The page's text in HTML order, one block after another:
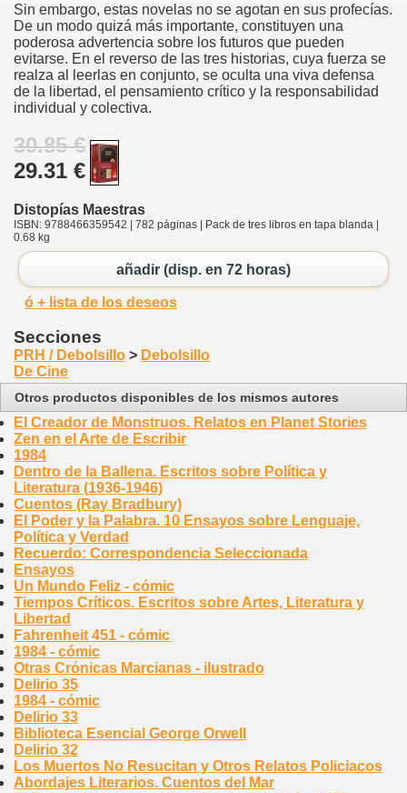
Sin embargo, estas novelas no se agotan en sus profecías.
De un modo quizá más importante, constituyen una
poderosa advertencia sobre los futuros que pueden
evitarse. En el reverso de las tres historias, cuya fuerza se
realza al leerlas en conjunto, se oculta una viva defensa
de la libertad, el pensamiento crítico y la responsabilidad
individual y colectiva.
30.85 €
29.31 €
Distopías Maestras
ISBN: 9788466359542 | 782 páginas | Pack de tres libros en tapa blanda |
0.68 kg
añadir (disp. en 72 horas)
ó + lista de los deseos
Secciones
PRH / Debolsillo > Debolsillo
De Cine
Otros productos disponibles de los mismos autores
El Creador de Monstruos. Relatos en Planet Stories
Zen en el Arte de Escribir
1984
Dentro de la Ballena. Escritos sobre Política y
Literatura (1936-1946)
Cuentos (Ray Bradbury)
El Poder y la Palabra. 10 Ensayos sobre Lenguaje,
Política y Verdad
Recuerdo: Correspondencia Seleccionada
Ensayos
Un Mundo Feliz - cómic
Tiempos Críticos. Escritos sobre Artes, Literatura y
Libertad
Fahrenheit 451 - cómic
1984 - cómic
Otras Crónicas Marcianas - ilustrado
Delirio 35
1984 - cómic
Delirio 33
Biblioteca Esencial George Orwell
Delirio 32
Los Muertos No Resucitan y Otros Relatos Policiacos
Abordajes Literarios. Cuentos del Mar